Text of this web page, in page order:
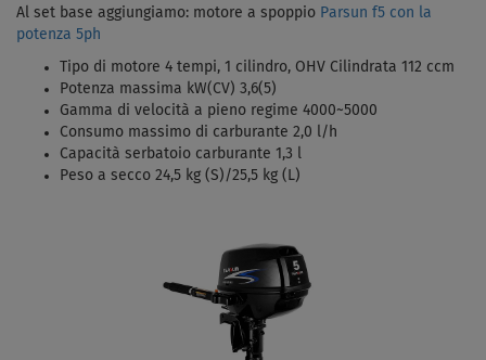
Al set base aggiungiamo: motore a spoppio Parsun f5 con la
potenza 5ph
Tipo di motore 4 tempi, 1 cilindro, OHV Cilindrata 112 ccm
Potenza massima kW(CV) 3,6(5)
Gamma di velocità a pieno regime 4000~5000
Consumo massimo di carburante 2,0 l/h
Capacità serbatoio carburante 1,3 l
Peso a secco 24,5 kg (S)/25,5 kg (L)